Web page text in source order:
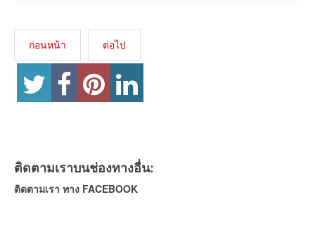
ก่อนหน้า ต่อไป
ติดตามเราบนช่องทางอื่น:
ติดตามเรา ทาง FACEBOOK